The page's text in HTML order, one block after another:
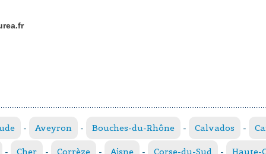
- Aveyron - Bouches-du-Rhône - Calvados -
- Cher - Corrèze - Aisne - Corse-du-Sud - Haute-